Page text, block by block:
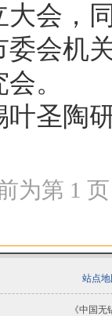
会，
会机
。
陶研
为第 1 页
站点
《中国